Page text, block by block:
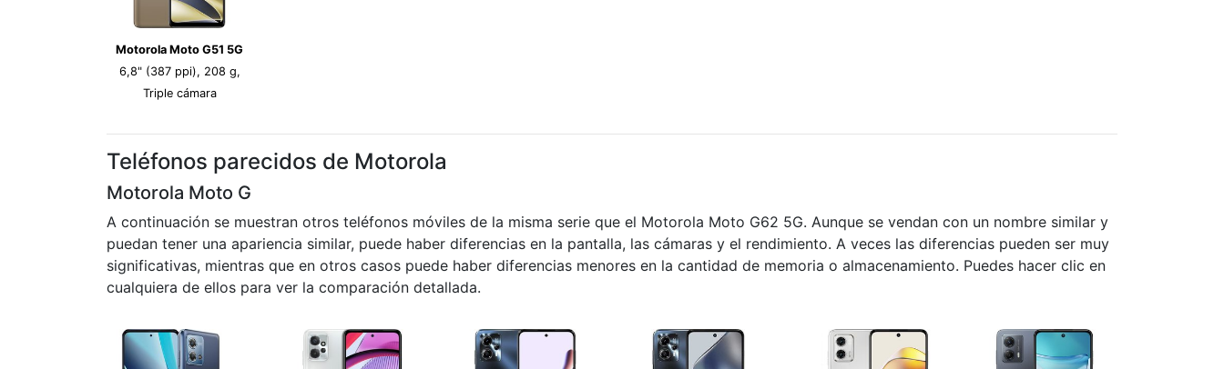
Motorola Moto G51 5G
6,8" (387 ppi), 208 g,
Triple cámara
Teléfonos parecidos de Motorola
Motorola Moto G
A continuación se muestran otros teléfonos móviles de la misma serie que el Motorola Moto G62 5G. Aunque se vendan con un nombre similar y
puedan tener una apariencia similar, puede haber diferencias en la pantalla, las cámaras y el rendimiento. A veces las diferencias pueden ser muy
significativas, mientras que en otros casos puede haber diferencias menores en la cantidad de memoria o almacenamiento. Puedes hacer clic en
cualquiera de ellos para ver la comparación detallada.